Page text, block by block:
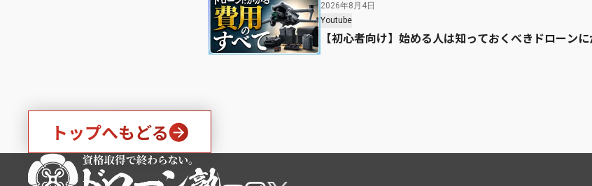
2026年8月4日
Youtube
【初心者向け】始める人は知っておくべきドローン
トップへもどる